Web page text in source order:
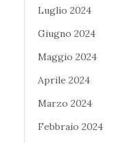
Luglio 2024
Giugno 2024
Maggio 2024
Aprile 2024
Marzo 2024
Febbraio 2024